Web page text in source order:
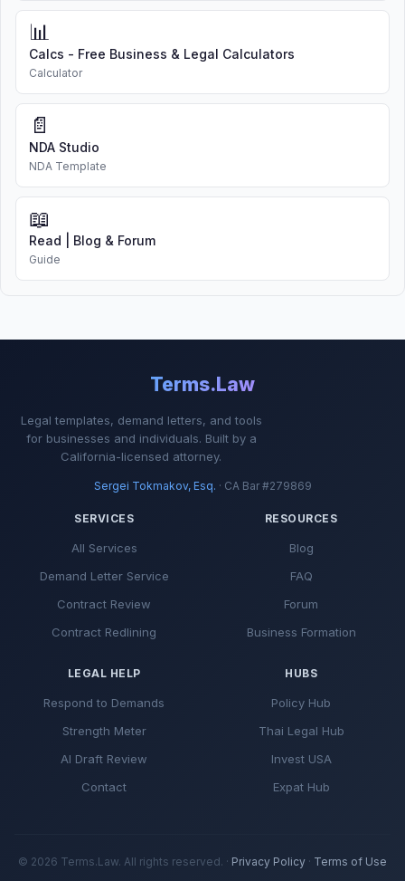
📊
Calcs - Free Business & Legal Calculators
Calculator
📄
NDA Studio
NDA Template
📖
Read | Blog & Forum
Guide
Terms.Law
Legal templates, demand letters, and tools
for businesses and individuals. Built by a
California-licensed attorney.
Sergei Tokmakov, Esq. · CA Bar #279869
SERVICES
All Services
Demand Letter Service
Contract Review
Contract Redlining
RESOURCES
Blog
FAQ
Forum
Business Formation
LEGAL HELP
Respond to Demands
Strength Meter
AI Draft Review
Contact
HUBS
Policy Hub
Thai Legal Hub
Invest USA
Expat Hub
© 2026 Terms.Law. All rights reserved. · Privacy Policy · Terms of Use